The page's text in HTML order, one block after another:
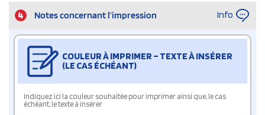
4 Notes concernant l’impression Info
COULEUR À IMPRIMER – TEXTE À INSÉRER
(LE CAS ÉCHÉANT)
Indiquez ici la couleur souhaitée pour imprimer ainsi que, le cas
échéant, le texte à insérer